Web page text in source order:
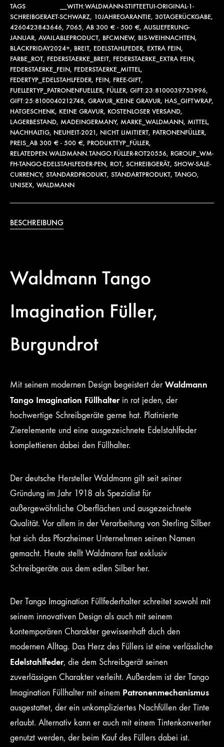
TAGS
__WITH:WALDMANN-STIFTEETUI-ORIGINAL-1-
SCHREIBGERAET-SCHWARZ, 10JAHREGARANTIE, 30TAGERÜCKGABE,
4260423843646, 7065, AB 300 € - 500 €, AUSLIEFERUNG-
JANUAR, AVAILABLEPRODUCT, BFCMNEW, BIS-WEIHNACHTEN,
BLACKFRIDAY2024+, BREIT, EDELSTAHLFEDER, EXTRA FEIN,
FARBE_ROT, FEDERSTAERKE_BREIT, FEDERSTAERKE_EXTRA FEIN,
FEDERSTAERKE_FEIN, FEDERSTAERKE_MITTEL,
FEDERTYP_EDELSTAHLFEDER, FEIN, FREE-GIFT,
FUELLERTYP_PATRONENFUELLER, FÜLLER, GIFT:23:8100039753996,
GIFT:25:8100040212748, GRAVUR_KEINE GRAVUR, HAS_GIFTWRAP,
HATGESCHENK, KEINE GRAVUR, KOSTENLOSER VERSAND,
LAGERBESTAND, MADEINGERMANY, MARKE_WALDMANN, MITTEL,
NACHHALTIG, NEUHEIT-2021, NICHT LIMITIERT, PATRONENFÜLLER,
PREIS_AB 300 € - 500 €, PRODUKTTYP_FÜLLER,
RELATEDPEN.WALDMANN.TANGO.FÜLLER-ROT20556, RGROUP_WM-
FH-TANGO-EDELSTAHLFEDER-PEN, ROT, SCHREIBGERÄT, SHOW-SALE-
CURRENCY, STANDARDPRODUKT, STANDARTPRODUKT, TANGO,
UNISEX, WALDMANN
BESCHREIBUNG
Waldmann Tango
Imagination Füller,
Burgundrot
Mit seinem modernen Design begeistert derWaldmann
Tango Imagination Füllhalterin rot jeden, der
hochwertige Schreibgeräte gerne hat. Platinierte
Zierelemente und eine ausgezeichnete Edelstahlfeder
komplettieren dabei den Füllhalter.
Der deutsche Hersteller Waldmann gilt seit seiner
Gründung im Jahr 1918 als Spezialist für
außergewöhnliche Oberflächen und ausgezeichnete
Qualität. Vor allem in der Verarbeitung von Sterling Silber
hat sich das Pforzheimer Unternehmen seinen Namen
gemacht. Heute stellt Waldmann fast exklusiv
Schreibgeräte aus dem edlen Silber her.
Der Tango Imagination Füllfederhalter schreitet sowohl mit
seinem innovativen Design als auch mit seinem
kontemporären Charakter gewissenhaft duch den
modernen Alltag. Das Herz des Füllers ist eine verlässliche
Edelstahlfeder, die dem Schreibgerät seinen
zuverlässigen Charakter verleiht. Außerdem ist der Tango
Imagination Füllhalter mit einem Patronenmechanismus
ausgestattet, der ein unkompliziertes Nachfüllen der Tinte
erlaubt. Alternativ kann er auch mit einem Tintenkonverter
genutzt werden, der beim Kauf des Füllers dabei ist.